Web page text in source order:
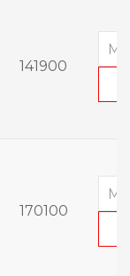
141900
170100